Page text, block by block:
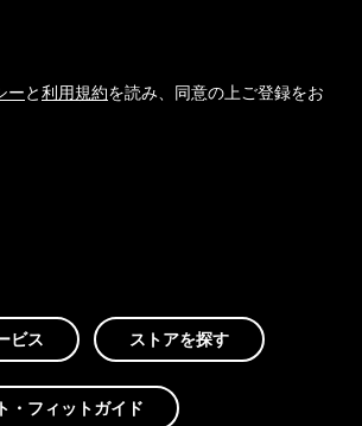
ーと利用規約を読み、同意の上ご登録をお
ビス ストアを探す
・フィットガイド